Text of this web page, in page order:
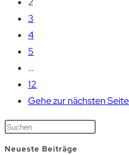
3
4
5
…
12
Gehe zur nächsten Seite
Neueste Beiträge